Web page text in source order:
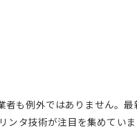
も例外ではありません。
ンタ技術が注目を集めてい